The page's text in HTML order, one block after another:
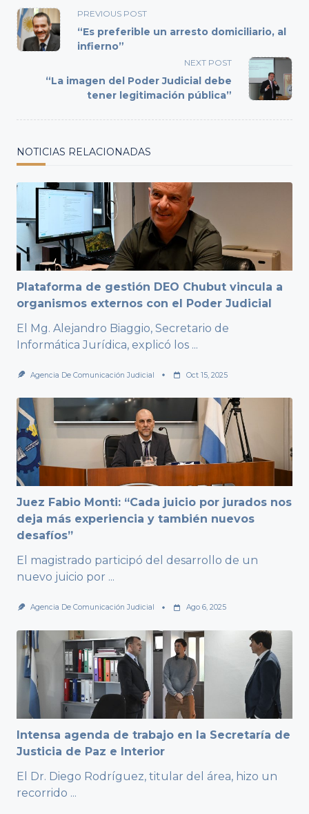
<span
class="nav-
subtitle
reader-
text">Page</span>
PREVIOUS POST
“Es preferible un arresto domiciliario, al
infierno”
NEXT POST
“La imagen del Poder Judicial debe
tener legitimación pública”
NOTICIAS RELACIONADAS
Plataforma de gestión DEO Chubut vincula a
organismos externos con el Poder Judicial
El Mg. Alejandro Biaggio, Secretario de
Informática Jurídica, explicó los ...
Agencia De Comunicación Judicial Oct 15, 2025
Juez Fabio Monti: “Cada juicio por jurados nos
deja más experiencia y también nuevos
desafíos”
El magistrado participó del desarrollo de un
nuevo juicio por ...
Agencia De Comunicación Judicial Ago 6, 2025
Intensa agenda de trabajo en la Secretaría de
Justicia de Paz e Interior
El Dr. Diego Rodríguez, titular del área, hizo un
recorrido ...